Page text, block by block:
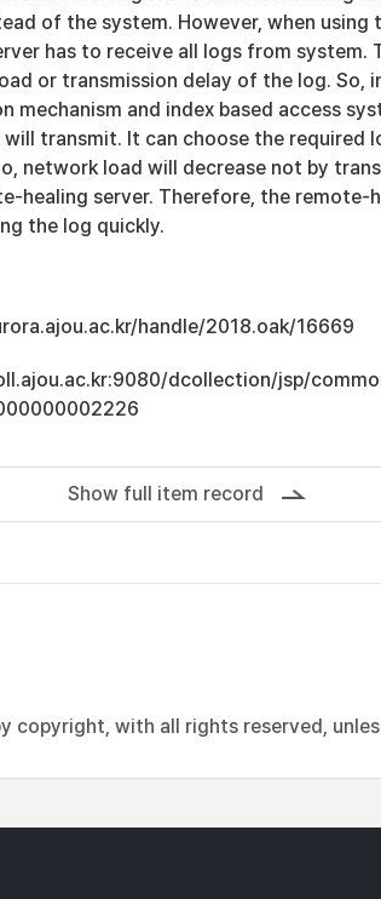
of the system. However, when
has to receive all logs from system.
or transmission delay of the log. So,
mechanism and index based access
will transmit. It can choose the required
network load will decrease not by
healing server. Therefore, the remote-
the log quickly.
handle/2018.oak/16669
dcollection/jsp/
Show full item record
copyright, with all rights reserved,